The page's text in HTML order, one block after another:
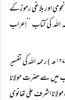
اور بلاغی رموز کے
اللہ کی کتاب ’’إعراب
)رحمہ اللہ کی تفسیر
کتب میں سے حضرت مولانا
اشرف علی تھانوی